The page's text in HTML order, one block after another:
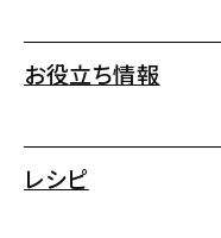
お役立ち情報
レシピ